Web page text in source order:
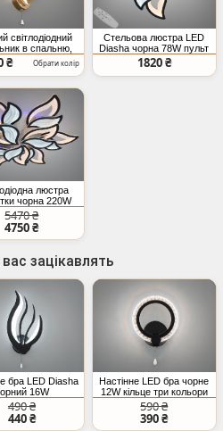
світлодіодний
в спальню,
17W
₴ Обрати колір
Стельова люстра LED
Diasha чорна 78W пульт
димер
1820 ₴
люстра
чорна 220W
6+2 димер
5470 ₴
4750 ₴
зацікавлять
бра LED Diasha
16W
490 ₴
440 ₴
Настінне LED бра чорне
12W кільце три кольори
590 ₴
390 ₴